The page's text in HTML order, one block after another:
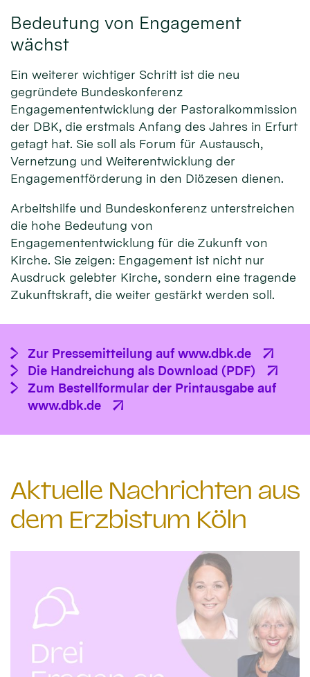
Bedeutung von Engagement
wächst
Ein weiterer wichtiger Schritt ist die neu
gegründete Bundeskonferenz
Engagemententwicklung der Pastoralkommission
der DBK, die erstmals Anfang des Jahres in Erfurt
getagt hat. Sie soll als Forum für Austausch,
Vernetzung und Weiterentwicklung der
Engagementförderung in den Diözesen dienen.
Arbeitshilfe und Bundeskonferenz unterstreichen
die hohe Bedeutung von
Engagemententwicklung für die Zukunft von
Kirche. Sie zeigen: Engagement ist nicht nur
Ausdruck gelebter Kirche, sondern eine tragende
Zukunftskraft, die weiter gestärkt werden soll.
Zur Pressemitteilung auf www.dbk.de
Die Handreichung als Download (PDF)
Zum Bestellformular der Printausgabe auf
www.dbk.de
Aktuelle Nachrichten aus
dem Erzbistum Köln